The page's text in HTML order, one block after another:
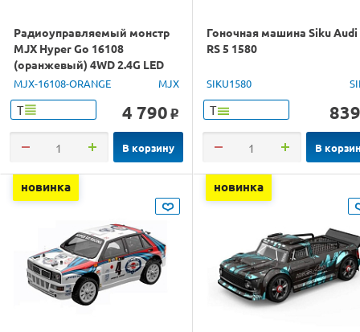
Радиоуправляемый монстр
MJX Hyper Go 16108
(оранжевый) 4WD 2.4G LED
1/16 RTR
MJX-16108-ORANGE MJX
Т 4 790 o
В корзину
Гоночная машина Siku Audi
RS 5 1580
SIKU1580
Т 839
В
новинка новинка